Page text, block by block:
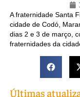
A fraternidade Santa
cidade de Codó,
dias 2 e 3 de março,
fraternidades da
Últimas